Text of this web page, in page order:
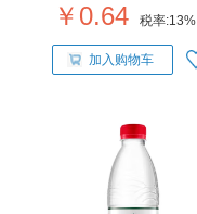
￥0.64 税率:13%
加入购物车